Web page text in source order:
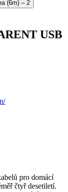
USB
pro domácí
čtyř desetiletí.